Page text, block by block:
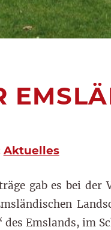
Aktuelles
gab es bei der
Emslands, im